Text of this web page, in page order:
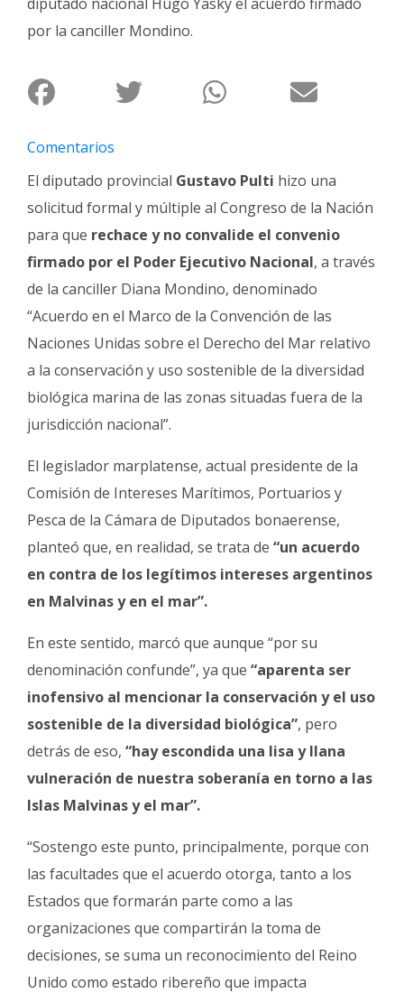
Fúnebres
por la canciller Mondino.
Comentarios
El diputado provincial Gustavo Pulti hizo una
solicitud formal y múltiple al Congreso de la Nación
para que rechace y no convalide el convenio
firmado por el Poder Ejecutivo Nacional, a través
de la canciller Diana Mondino, denominado
“Acuerdo en el Marco de la Convención de las
Naciones Unidas sobre el Derecho del Mar relativo
a la conservación y uso sostenible de la diversidad
biológica marina de las zonas situadas fuera de la
jurisdicción nacional”.
El legislador marplatense, actual presidente de la
Comisión de Intereses Marítimos, Portuarios y
Pesca de la Cámara de Diputados bonaerense,
planteó que, en realidad, se trata de “un acuerdo
en contra de los legítimos intereses argentinos
en Malvinas y en el mar”.
En este sentido, marcó que aunque “por su
denominación confunde”, ya que “aparenta ser
inofensivo al mencionar la conservación y el uso
sostenible de la diversidad biológica”, pero
detrás de eso, “hay escondida una lisa y llana
vulneración de nuestra soberanía en torno a las
Islas Malvinas y el mar”.
“Sostengo este punto, principalmente, porque con
las facultades que el acuerdo otorga, tanto a los
Estados que formarán parte como a las
organizaciones que compartirán la toma de
decisiones, se suma un reconocimiento del Reino
Unido como estado ribereño que impacta